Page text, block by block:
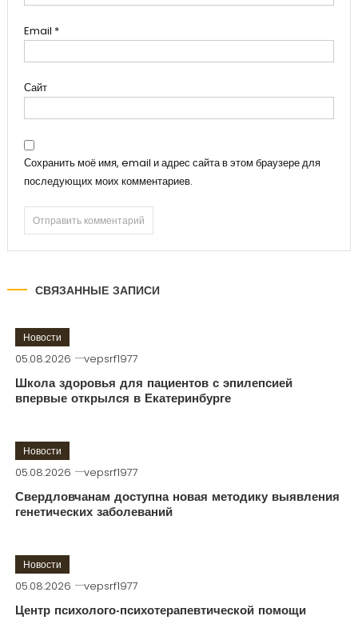
Email *
Сайт
Сохранить моё имя, email и адрес сайта в этом браузере для
последующих моих комментариев.
СВЯЗАННЫЕ ЗАПИСИ
Новости
05.08.2026 vepsrf1977
Школа здоровья для пациентов с эпилепсией
впервые открылся в Екатеринбурге
Новости
05.08.2026 vepsrf1977
Свердловчанам доступна новая методику выявления
генетических заболеваний
Новости
05.08.2026 vepsrf1977
Центр психолого-психотерапевтической помощи